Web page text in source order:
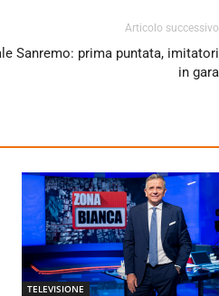
Articolo successivo
Sanremo: prima puntata, imitatori
in gara
TELEVISIONE